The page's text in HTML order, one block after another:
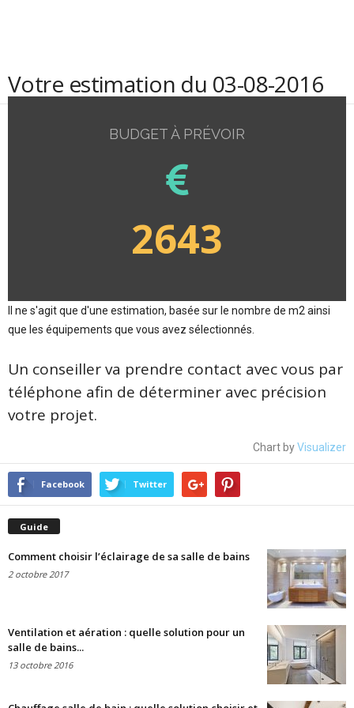
Votre estimation du 03-08-2016
BUDGET À PRÉVOIR
2643
Il ne s'agit que d'une estimation, basée sur le nombre de m2 ainsi
que les équipements que vous avez sélectionnés.
Un conseiller va prendre contact avec vous par
téléphone afin de déterminer avec précision
votre projet.
Chart byVisualizer
Facebook Twitter
Guide
Comment choisir l’éclairage de sa salle de bains
2 octobre 2017
Ventilation et aération : quelle solution pour un
salle de bains...
13 octobre 2016